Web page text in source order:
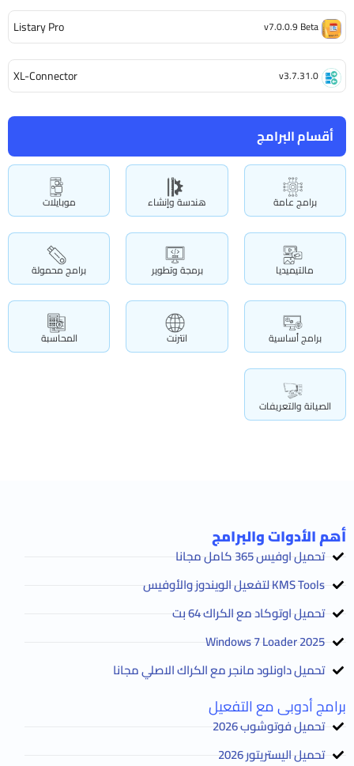
أقسام البرامج
برامج عامة هندسة وإنشاء موبايلات
مالتيميديا برمجة وتطوير برامج محمولة
برامج أساسية انترنت المحاسبة
الصيانة والتعريفات
Listary Pro v7.0.0.9 Beta
XL-Connector v3.7.31.0
أهم الأدوات والبرامج
تحميل اوفيس 365 كامل مجانا
KMS Tools لتفعيل الويندوز والأوفيس
تحميل اوتوكاد مع الكراك 64 بت
2025 Windows 7 Loader
تحميل داونلود مانجر مع الكراك الاصلي مجانا
برامج أدوبى مع التفعيل
تحميل فوتوشوب 2026
تحميل اليستريتور 2026